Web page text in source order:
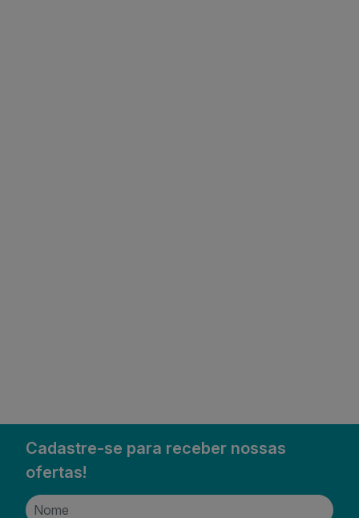
Cadastre-se para receber nossas
ofertas!